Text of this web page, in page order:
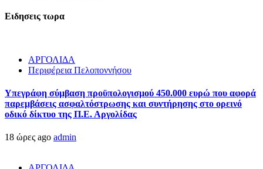
Ειδησεις τωρα
ΑΡΓΟΛΙΔΑ
Περιφέρεια Πελοποννήσου
Υπεγράφη σύμβαση προϋπολογισμού 450.000 ευρώ που αφορά
παρεμβάσεις ασφαλτόστρωσης και συντήρησης στο ορεινό
οδικό δίκτυο της Π.Ε. Αργολίδας
18 ώρες ago admin